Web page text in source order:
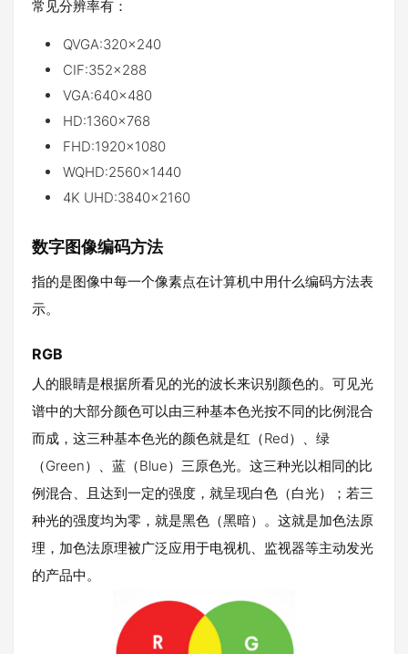
常见分辨率有：
QVGA:320x240
CIF:352×288
VGA:640x480
HD:1360x768
FHD:1920x1080
WQHD:2560x1440
4K UHD:3840x2160
数字图像编码方法
指的是图像中每一个像素点在计算机中用什么编码方法表
示。
RGB
人的眼睛是根据所看见的光的波长来识别颜色的。可见光
谱中的大部分颜色可以由三种基本色光按不同的比例混合
而成，这三种基本色光的颜色就是红（Red）、绿
（Green）、蓝（Blue）三原色光。这三种光以相同的比
例混合、且达到一定的强度，就呈现白色（白光）；若三
种光的强度均为零，就是黑色（黑暗）。这就是加色法原
理，加色法原理被广泛应用于电视机、监视器等主动发光
的产品中。